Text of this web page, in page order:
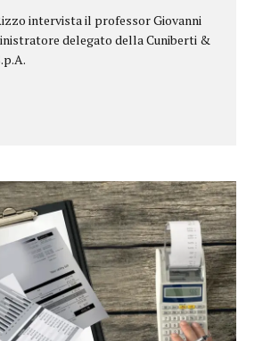
intervista il professor Giovanni
delegato della Cuniberti &